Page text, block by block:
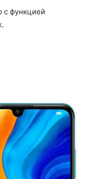
с функцией